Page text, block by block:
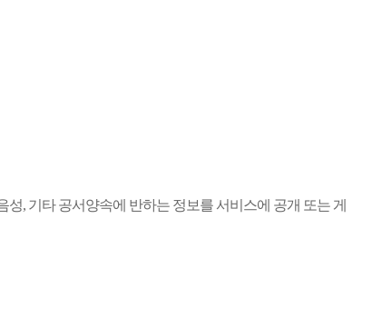
, 기타 공서양속에 반하는 정보를 서비스에 공개 또는 게